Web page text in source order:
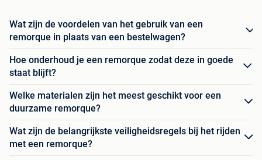
Wat zijn de voordelen van het gebruik van een
remorque in plaats van een bestelwagen?
Hoe onderhoud je een remorque zodat deze in goede
staat blijft?
Welke materialen zijn het meest geschikt voor een
duurzame remorque?
Wat zijn de belangrijkste veiligheidsregels bij het rijden
met een remorque?